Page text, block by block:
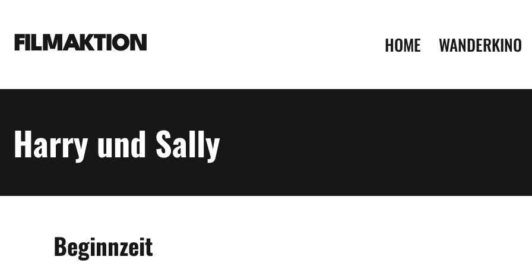
FILMAKTION HOME WANDERKINO
Harry und Sally
Beginnzeit